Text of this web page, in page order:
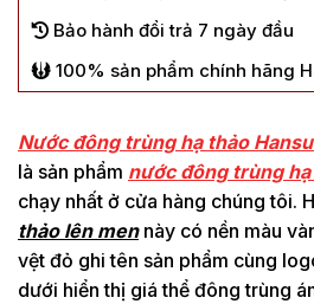
Bảo hành đổi trả 7 ngày đầu
100% sản phẩm chính hãng
Nước đông trùng hạ thảo
là sản phẩm nước đông trùng
chạy nhất ở cửa hàng chúng tôi.
thảo lên mennày có nền màu
vệt đỏ ghi tên sản phẩm cùng
dưới hiển thị giá thể đông trùng